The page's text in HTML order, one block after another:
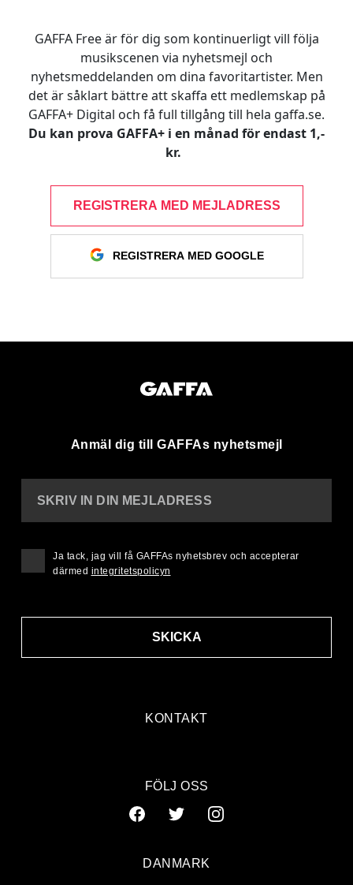
GAFFA Free är för dig som kontinuerligt vill följa
musikscenen via nyhetsmejl och
nyhetsmeddelanden om dina favoritartister. Men
det är såklart bättre att skaffa ett medlemskap på
GAFFA+ Digital och få full tillgång till hela gaffa.se.
Du kan prova GAFFA+ i en månad för endast 1,-
kr.
REGISTRERA MED MEJLADRESS
REGISTRERA MED GOOGLE
Anmäl dig till GAFFAs nyhetsmejl
KONTAKT
SKRIV IN DIN MEJLADRESS
SKICKA
Ja tack, jag vill få GAFFAs nyhetsbrev och accepterar
därmed integritetspolicyn
FÖLJ OSS
DANMARK